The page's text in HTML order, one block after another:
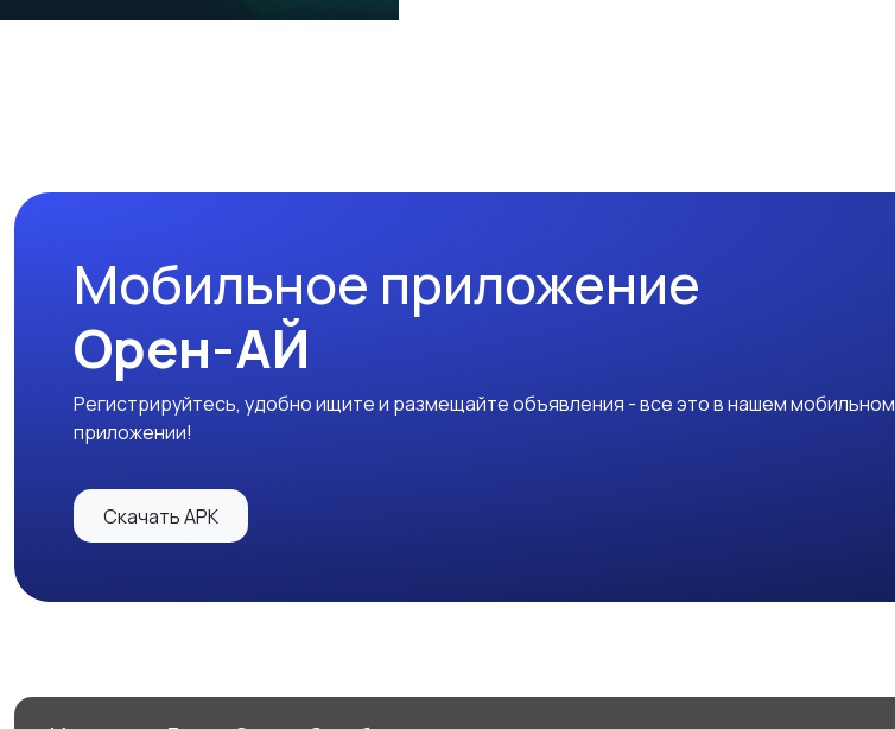
Мобильное приложение
Орен-АЙ
Регистрируйтесь, удобно ищите и размещайте объявления - все это в нашем мобильном
приложении!
Скачать APK